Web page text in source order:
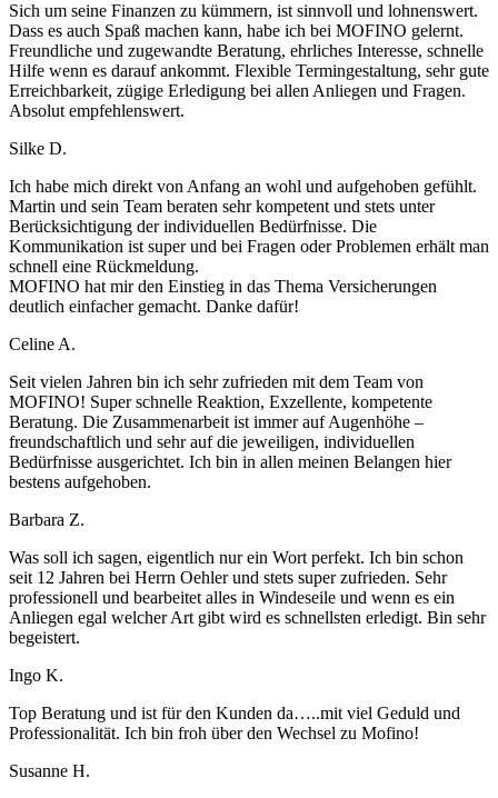
Sich um seine Finanzen zu kümmern, ist sinnvoll und lohnenswert.
Dass es auch Spaß machen kann, habe ich bei MOFINO gelernt.
Freundliche und zugewandte Beratung, ehrliches Interesse, schnelle
Hilfe wenn es darauf ankommt. Flexible Termingestaltung, sehr gute
Erreichbarkeit, zügige Erledigung bei allen Anliegen und Fragen.
Absolut empfehlenswert.
Silke D.
Ich habe mich direkt von Anfang an wohl und aufgehoben gefühlt.
Martin und sein Team beraten sehr kompetent und stets unter
Berücksichtigung der individuellen Bedürfnisse. Die
Kommunikation ist super und bei Fragen oder Problemen erhält man
schnell eine Rückmeldung.
MOFINO hat mir den Einstieg in das Thema Versicherungen
deutlich einfacher gemacht. Danke dafür!
Celine A.
Seit vielen Jahren bin ich sehr zufrieden mit dem Team von
MOFINO! Super schnelle Reaktion, Exzellente, kompetente
Beratung. Die Zusammenarbeit ist immer auf Augenhöhe –
freundschaftlich und sehr auf die jeweiligen, individuellen
Bedürfnisse ausgerichtet. Ich bin in allen meinen Belangen hier
bestens aufgehoben.
Barbara Z.
Was soll ich sagen, eigentlich nur ein Wort perfekt. Ich bin schon
seit 12 Jahren bei Herrn Oehler und stets super zufrieden. Sehr
professionell und bearbeitet alles in Windeseile und wenn es ein
Anliegen egal welcher Art gibt wird es schnellsten erledigt. Bin sehr
begeistert.
Ingo K.
Top Beratung und ist für den Kunden da…..mit viel Geduld und
Professionalität. Ich bin froh über den Wechsel zu Mofino!
Susanne H.